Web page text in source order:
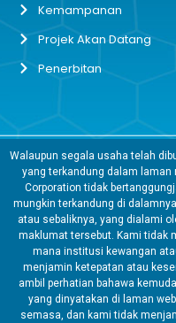
Kemampanan
Projek Akan Datang
Penerbitan
Walaupun segala usaha telah
yang terkandung dalam
Corporation tidak
mungkin terkandung di
atau sebaliknya, yang dialami
maklumat tersebut. Kami tidak
mana institusi kewangan
menjamin ketepatan atau
ambil perhatian bahawa
yang dinyatakan di laman
semasa, dan kami tidak